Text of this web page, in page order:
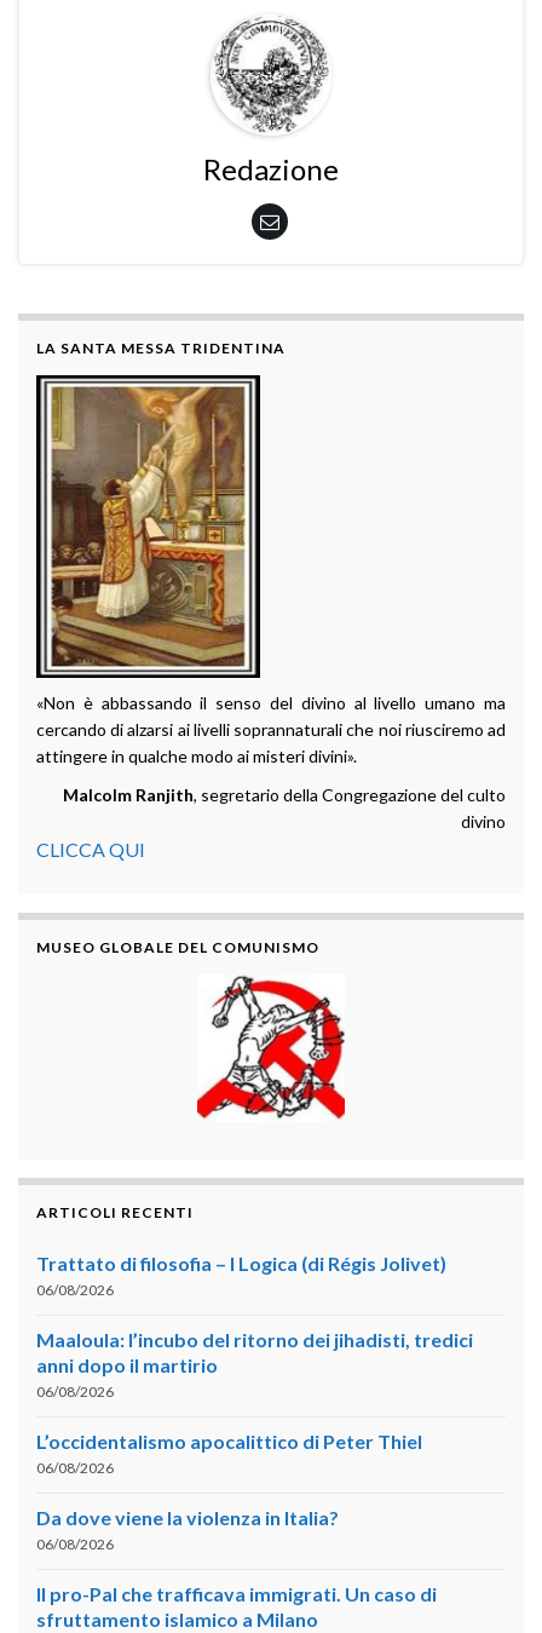
Redazione
LA SANTA MESSA TRIDENTINA
«Non è abbassando il senso del divino al livello umano ma
cercando di alzarsi ai livelli soprannaturali che noi riusciremo ad
attingere in qualche modo ai misteri divini».
Malcolm Ranjith, segretario della Congregazione del culto
divino
CLICCA QUI
MUSEO GLOBALE DEL COMUNISMO
ARTICOLI RECENTI
Trattato di filosofia – I Logica (di Régis Jolivet)
06/08/2026
Maaloula: l’incubo del ritorno dei jihadisti, tredici
anni dopo il martirio
06/08/2026
L’occidentalismo apocalittico di Peter Thiel
06/08/2026
Da dove viene la violenza in Italia?
06/08/2026
Il pro-Pal che trafficava immigrati. Un caso di
sfruttamento islamico a Milano